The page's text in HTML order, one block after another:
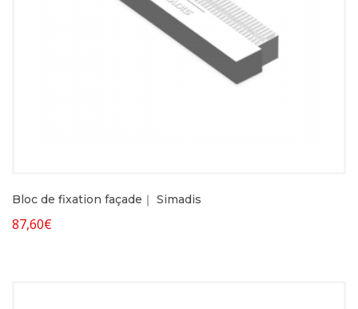
Bloc de fixation façade｜ Simadis
87,60€